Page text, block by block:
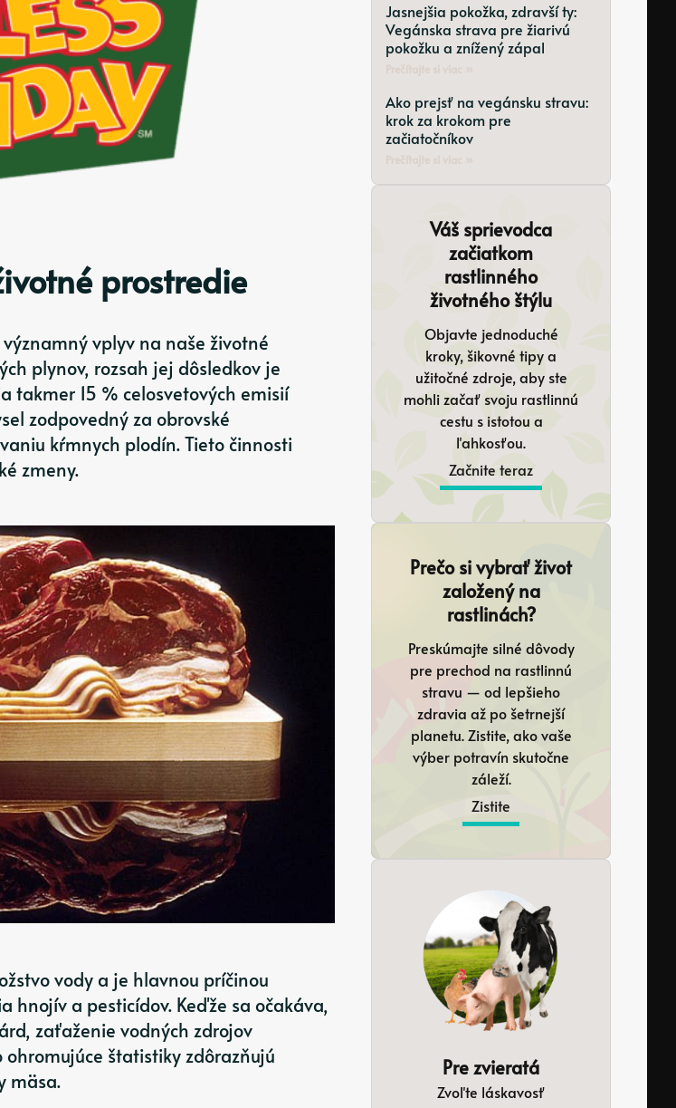
prostredie
vplyv na naše životné
plynov, rozsah jej dôsledkov je
takmer 15 % celosvetových emisií
zodpovedný za obrovské
kŕmnych plodín. Tieto činnosti
zmeny.
vody a je hlavnou príčinou
hnojív a pesticídov. Keďže sa očakáva,
zaťaženie vodných zdrojov
štatistiky zdôrazňujú
mäsa.
Jasnejšia pokožka, zdravší ty:
Vegánska strava pre žiarivú
pokožku a znížený zápal
Ako prejsť na vegánsku stravu:
krok za krokom pre
začiatočníkov
Váš sprievodca
začiatkom
rastlinného
životného štýlu
Objavte jednoduché
kroky, šikovné tipy a
užitočné zdroje, aby ste
mohli začať svoju rastlinnú
cestu s istotou a
ľahkosťou.
Začnite teraz
Prečo si vybrať život
založený na
rastlinách?
Preskúmajte silné dôvody
pre prechod na rastlinnú
stravu — od lepšieho
zdravia až po šetrnejší
planetu. Zistite, ako vaše
výber potravín skutočne
záleží.
Zistite
Pre zvieratá
Zvoľte láskavosť